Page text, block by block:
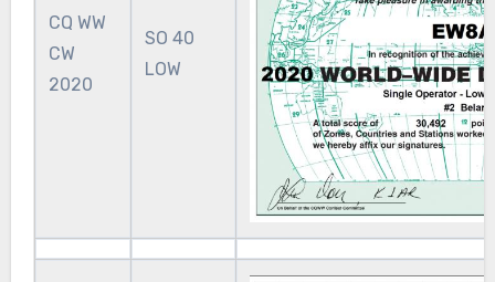
CQ WW
CW
2020
SO 40
LOW